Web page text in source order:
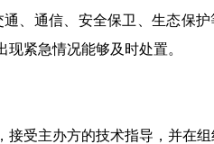
、通信、安全保卫、生态保护
紧急情况能够及时处置。
受主办方的技术指导，并在